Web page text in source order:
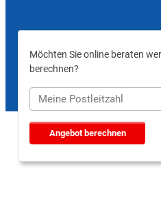
Möchten Sie online beraten
berechnen?
Angebot berechnen